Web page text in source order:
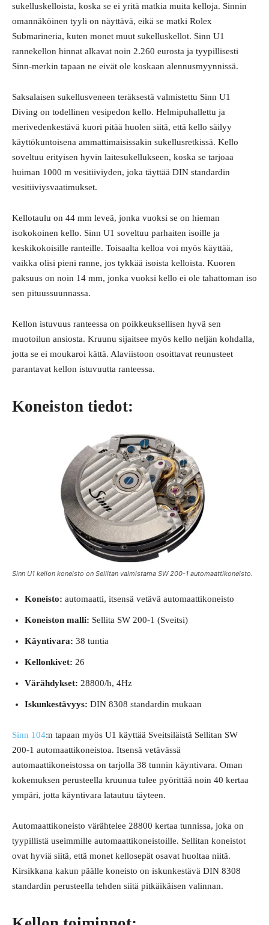
sukelluskelloista, koska se ei yritä matkia muita kelloja. Sinnin
omannäköinen tyyli on näyttävä, eikä se matki Rolex
Submarineria, kuten monet muut sukelluskellot. Sinn U1
rannekellon hinnat alkavat noin 2.260 eurosta ja tyypillisesti
Sinn-merkin tapaan ne eivät ole koskaan alennusmyynnissä.
Saksalaisen sukellusveneen teräksestä valmistettu Sinn U1
Diving on todellinen vesipedon kello. Helmipuhallettu ja
merivedenkestävä kuori pitää huolen siitä, että kello säilyy
käyttökuntoisena ammattimaisissakin sukellusretkissä. Kello
soveltuu erityisen hyvin laitesukellukseen, koska se tarjoaa
huiman 1000 m vesitiiviyden, joka täyttää DIN standardin
vesitiiviysvaatimukset.
Kellotaulu on 44 mm leveä, jonka vuoksi se on hieman
isokokoinen kello. Sinn U1 soveltuu parhaiten isoille ja
keskikokoisille ranteille. Toisaalta kelloa voi myös käyttää,
vaikka olisi pieni ranne, jos tykkää isoista kelloista. Kuoren
paksuus on noin 14 mm, jonka vuoksi kello ei ole tahattoman iso
sen pituussuunnassa.
Kellon istuvuus ranteessa on poikkeuksellisen hyvä sen
muotoilun ansiosta. Kruunu sijaitsee myös kello neljän kohdalla,
jotta se ei moukaroi kättä. Alaviistoon osoittavat reunusteet
parantavat kellon istuvuutta ranteessa.
Koneiston tiedot:
Sinn U1 kellon koneisto on Sellitan valmistama SW 200-1 automaattikoneisto.
Koneisto: automaatti, itsensä vetävä automaattikoneisto
Koneiston malli: Sellita SW 200-1 (Sveitsi)
Käyntivara: 38 tuntia
Kellonkivet: 26
Värähdykset: 28800/h, 4Hz
Iskunkestävyys: DIN 8308 standardin mukaan
Sinn 104:n tapaan myös U1 käyttää Sveitsiläistä Sellitan SW
200-1 automaattikoneistoa. Itsensä vetävässä
automaattikoneistossa on tarjolla 38 tunnin käyntivara. Oman
kokemuksen perusteella kruunua tulee pyörittää noin 40 kertaa
ympäri, jotta käyntivara latautuu täyteen.
Automaattikoneisto värähtelee 28800 kertaa tunnissa, joka on
tyypillistä useimmille automaattikoneistoille. Sellitan koneistot
ovat hyviä siitä, että monet kellosepät osavat huoltaa niitä.
Kirsikkana kakun päälle koneisto on iskunkestävä DIN 8308
standardin perusteella tehden siitä pitkäikäisen valinnan.